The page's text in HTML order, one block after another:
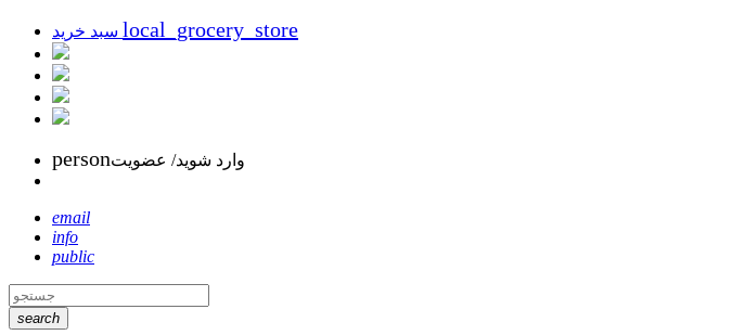
local_grocery_store
personوارد شوید/ عضویت
email
info
public
search